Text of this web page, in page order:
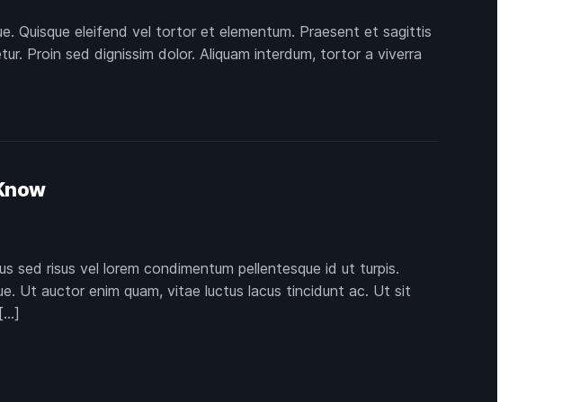
Quisque eleifend vel tortor et elementum. Praesent et sagittis
Proin sed dignissim dolor. Aliquam interdum, tortor a viverra
sed risus vel lorem condimentum pellentesque id ut turpis.
Ut auctor enim quam, vitae luctus lacus tincidunt ac. Ut sit